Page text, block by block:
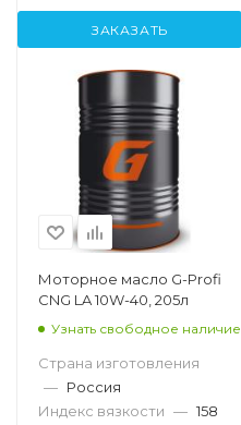
ЗАКАЗАТЬ
Моторное масло G-Profi
CNG LA 10W-40, 205л
Узнать свободное наличие
Страна изготовления
— Россия
Индекс вязкости — 158